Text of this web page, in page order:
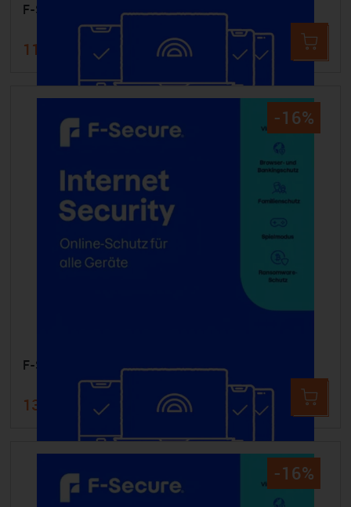
F-SECURE Internet Security - 20 Geräte 1 Jahr
115,99 € 139,99 €
-16%
F-SECURE Internet Security - 25 Geräte 1 Jahr
132,99 € 160,00 €
-16%